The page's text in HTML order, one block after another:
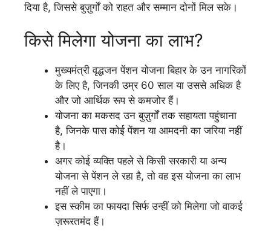
दिया है, जिससे बुज़ुर्गों को राहत और सम्मान दोनों मिल सके।
किसे मिलेगा योजना का लाभ?
मुख्यमंत्री वृद्धजन पेंशन योजना बिहार के उन नागरिकों
के लिए है, जिनकी उम्र 60 साल या उससे अधिक है
और जो आर्थिक रूप से कमजोर हैं।
योजना का मकसद उन बुज़ुर्गों तक सहायता पहुंचाना
है, जिनके पास कोई पेंशन या आमदनी का जरिया नहीं
है।
अगर कोई व्यक्ति पहले से किसी सरकारी या अन्य
योजना से पेंशन ले रहा है, तो वह इस योजना का लाभ
नहीं ले पाएगा।
इस स्कीम का फायदा सिर्फ उन्हीं को मिलेगा जो वाकई
ज़रूरतमंद हैं।